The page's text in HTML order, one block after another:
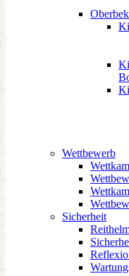
Wettbewerb
Sicherheit